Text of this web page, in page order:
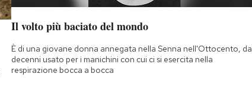
Il volto più baciato del mondo
È di una giovane donna annegata nella Senna nell'Ottocento, da
decenni usato per i manichini con cui ci si esercita nella
respirazione bocca a bocca